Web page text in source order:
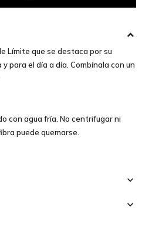
Límite que se destaca por su
para el día a día. Combínala con un
con agua fría. No centrifugar ni
puede quemarse.